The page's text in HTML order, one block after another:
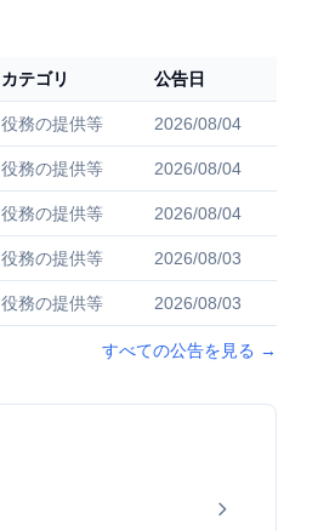
カテゴリ 公告日
役務の提供等 2026/08/04
役務の提供等 2026/08/04
役務の提供等 2026/08/04
役務の提供等 2026/08/03
役務の提供等 2026/08/03
すべての公告を見る →